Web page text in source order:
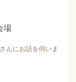
んにお話を伺いま